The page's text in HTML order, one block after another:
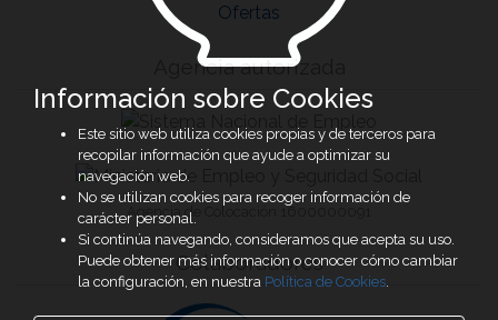
Ofertas
Agencia autorizada
Agencia de Colocación 1600000091
Colaboradores
Información sobre Cookies
Este sitio web utiliza cookies propias y de terceros para
recopilar información que ayude a optimizar su
navegación web.
No se utilizan cookies para recoger información de
carácter personal.
Si continúa navegando, consideramos que acepta su uso.
Puede obtener más información o conocer cómo cambiar
la configuración, en nuestra Política de Cookies.